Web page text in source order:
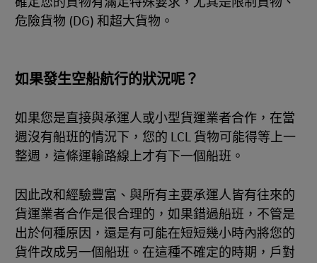
危險貨物 (DG) 和超大貨物。
如果發生空船航行的狀況呢？
如果您是直接與承運人或小型貨運業者合作，在當
週沒有船班的情況下，您的 LCL 貨物可能得等上一
整週，這條運輸路線上才有下一個船班。
因此改和經驗豐富、與所有主要承運人皆有往來的
貨運業者合作是很合理的，如果錯過船班，不管是
出於何種原因，還是有可能在短短幾小時內將您的
貨件改成另一個船班。在這種不確定的時期，戶對